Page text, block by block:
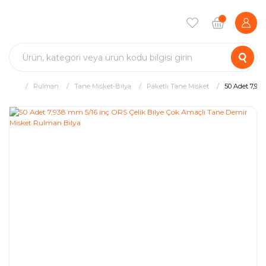
Rulman Tane Misket-Bilya Paketli Tane Misket 50 Adet